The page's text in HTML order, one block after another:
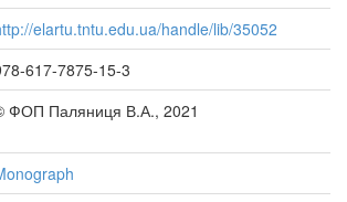
elartu.tntu.edu.ua/handle/lib/35052
617-7875-15-3
ФОП Паляниця В.А., 2021